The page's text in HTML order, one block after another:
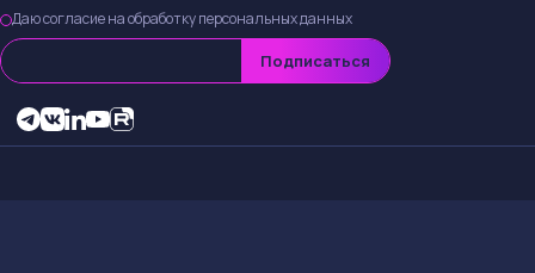
Даю согласие на обработку персональных данных
Подписаться